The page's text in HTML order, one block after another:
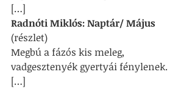
[…]
Radnóti Miklós: Naptár/ Május
(részlet)
Megbú a fázós kis meleg,
vadgesztenyék gyertyái fénylenek.
[…]